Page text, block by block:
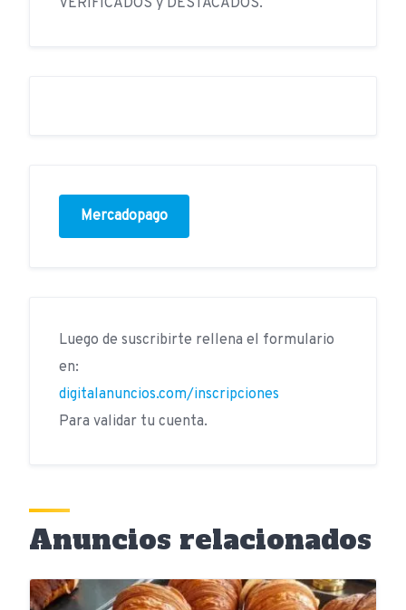
VERIFICADOS y DESTACADOS.
Mercadopago
Luego de suscribirte rellena el formulario
en:
digitalanuncios.com/inscripciones
Para validar tu cuenta.
Anuncios relacionados